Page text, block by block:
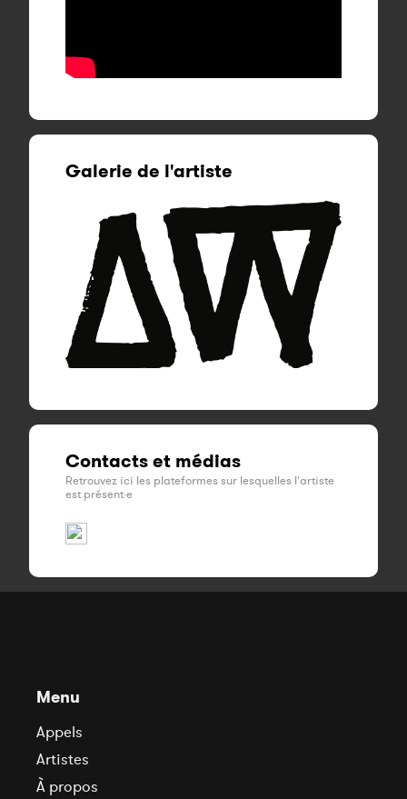
Galerie de l'artiste
Contacts et médias
Retrouvez ici les plateformes sur lesquelles l'artiste
est présent·e
Menu
Appels
Artistes
À propos